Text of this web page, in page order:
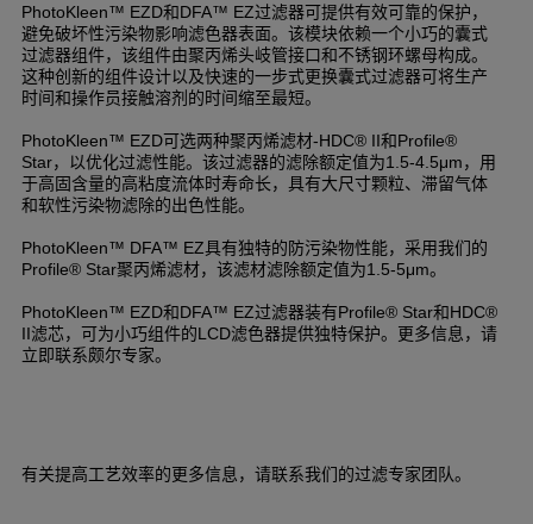
PhotoKleen™ EZD和DFA™ EZ过滤器可提供有效可靠的保护，
避免破坏性污染物影响滤色器表面。该模块依赖一个小巧的囊式
过滤器组件，该组件由聚丙烯头岐管接口和不锈钢环螺母构成。
这种创新的组件设计以及快速的一步式更换囊式过滤器可将生产
时间和操作员接触溶剂的时间缩至最短。
PhotoKleen™ EZD可选两种聚丙烯滤材-HDC® II和Profile®
Star，以优化过滤性能。该过滤器的滤除额定值为1.5-4.5μm，用
于高固含量的高粘度流体时寿命长，具有大尺寸颗粒、滞留气体
和软性污染物滤除的出色性能。
PhotoKleen™ DFA™ EZ具有独特的防污染物性能，采用我们的
Profile® Star聚丙烯滤材，该滤材滤除额定值为1.5-5μm。
PhotoKleen™ EZD和DFA™ EZ过滤器装有Profile® Star和HDC®
II滤芯，可为小巧组件的LCD滤色器提供独特保护。更多信息，请
立即联系颇尔专家。
有关提高工艺效率的更多信息，请联系我们的过滤专家团队。